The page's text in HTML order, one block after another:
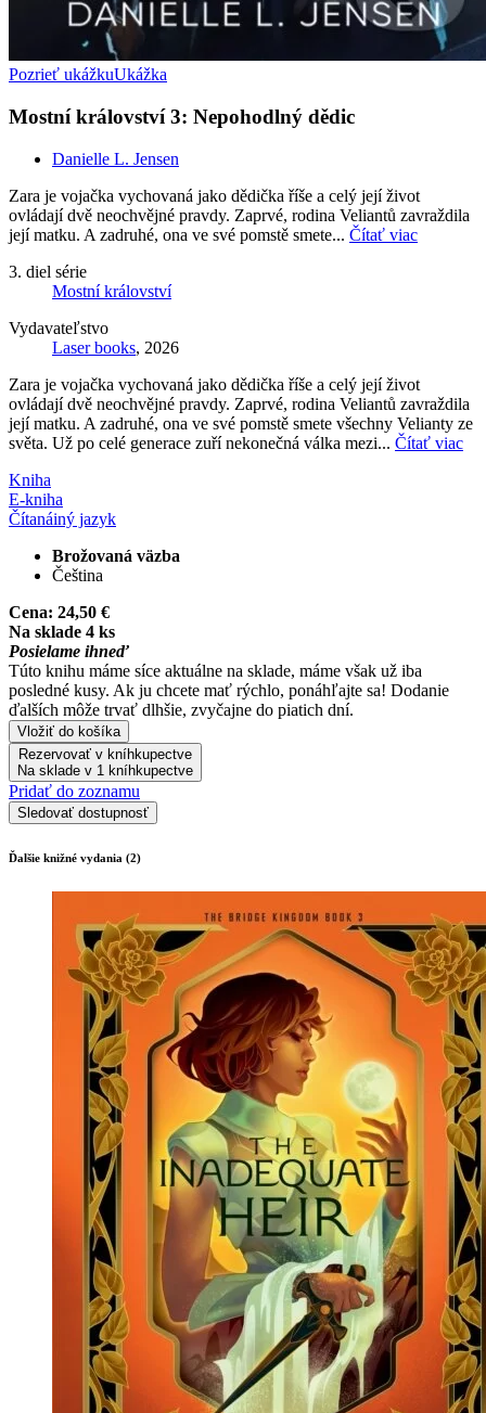
Pozrieť ukážkuUkážka
Mostní království 3: Nepohodlný dědic
Danielle L. Jensen
Zara je vojačka vychovaná jako dědička říše a celý její život
ovládají dvě neochvějné pravdy. Zaprvé, rodina Veliantů zavraždila
její matku. A zadruhé, ona ve své pomstě smete... Čítať viac
3. diel série
Mostní království
Vydavateľstvo
Laser books, 2026
Zara je vojačka vychovaná jako dědička říše a celý její život
ovládají dvě neochvějné pravdy. Zaprvé, rodina Veliantů zavraždila
její matku. A zadruhé, ona ve své pomstě smete všechny Velianty ze
světa. Už po celé generace zuří nekonečná válka mezi... Čítať viac
Kniha
E-kniha
Čítanáiný jazyk
Brožovaná väzba
Čeština
Cena: 24,50 €
Na sklade 4 ks
Posielame ihneď
Túto knihu máme síce aktuálne na sklade, máme však už iba
posledné kusy. Ak ju chcete mať rýchlo, ponáhľajte sa! Dodanie
ďalších môže trvať dlhšie, zvyčajne do piatich dní.
Vložiť do košíka
Rezervovať v kníhkupectve
Na sklade v 1 kníhkupectve
Pridať do zoznamu
Sledovať dostupnosť
Ďalšie knižné vydania (2)